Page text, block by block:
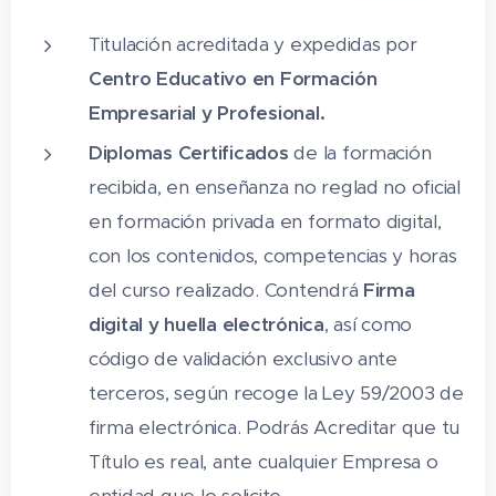
manuales de procedimiento e imagen
corporativa
2 Comunicación interpersonal en
organizaciones y administraciones
2.1 La comunicación oral - normas de
información y atención, internas y
2.2 Técnicas de comunicación oral
2.3 La comunicación no verbal
2.4 La imagen personal en los procesos
Titulación acreditada y expedidas por
Centro Educativo en Formación
Empresarial y Profesional.
Diplomas Certificados de la formación
recibida, en enseñanza no reglad no oficial
en formación privada en formato digital,
con los contenidos, competencias y horas
del curso realizado. Contendrá Firma
digital y huella electrónica, así como
código de validación exclusivo ante
terceros, según recoge la Ley 59/2003 de
firma electrónica. Podrás Acreditar que tu
Título es real, ante cualquier Empresa o